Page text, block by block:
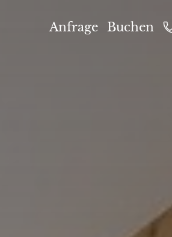
Anfrage Buchen